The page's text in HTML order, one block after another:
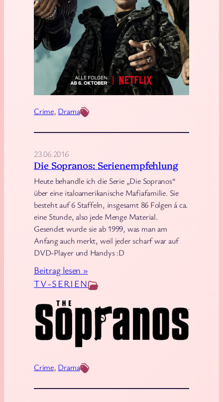
Crime, Drama
e
n
e
u
e
s
t
e
i
g
a
t
c
h
i
n
g
S
r
e
e
TV-SERIEN
Crime, Drama
23.06.2016
Die Sopranos: Serienempfehlung
Heute behandle ich die Serie „Die Sopranos“
über eine italoamerikanische Mafiafamilie. Sie
besteht auf 6 Staffeln, insgesamt 86 Folgen á ca.
eine Stunde, also jede Menge Material.
Gesendet wurde sie ab 1999, was man am
Anfang auch merkt, weil jeder scharf war auf
DVD-Player und Handys :D
Beitrag lesen »:
D
e
o
r
n